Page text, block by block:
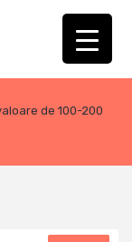
de 100-200